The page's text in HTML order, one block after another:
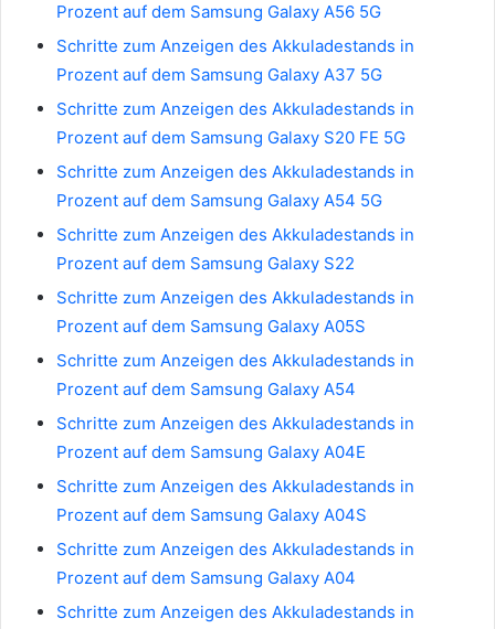
Prozent auf dem Samsung Galaxy A56 5G
Schritte zum Anzeigen des Akkuladestands in
Prozent auf dem Samsung Galaxy A37 5G
Schritte zum Anzeigen des Akkuladestands in
Prozent auf dem Samsung Galaxy S20 FE 5G
Schritte zum Anzeigen des Akkuladestands in
Prozent auf dem Samsung Galaxy A54 5G
Schritte zum Anzeigen des Akkuladestands in
Prozent auf dem Samsung Galaxy S22
Schritte zum Anzeigen des Akkuladestands in
Prozent auf dem Samsung Galaxy A05S
Schritte zum Anzeigen des Akkuladestands in
Prozent auf dem Samsung Galaxy A54
Schritte zum Anzeigen des Akkuladestands in
Prozent auf dem Samsung Galaxy A04E
Schritte zum Anzeigen des Akkuladestands in
Prozent auf dem Samsung Galaxy A04S
Schritte zum Anzeigen des Akkuladestands in
Prozent auf dem Samsung Galaxy A04
Schritte zum Anzeigen des Akkuladestands in